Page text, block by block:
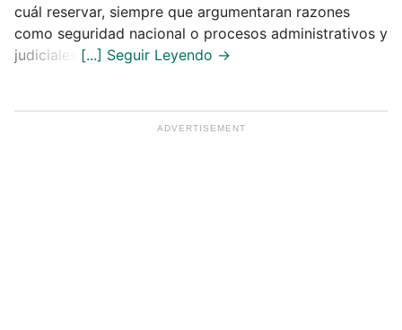
cuál reservar, siempre que argumentaran razones
como seguridad nacional o procesos administrativos y
judiciales.